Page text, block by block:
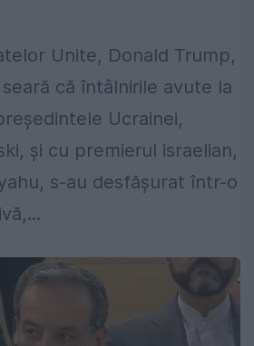
Unite, Donald Trump,
că întâlnirile avute la
Ucrainei,
și cu premierul israelian,
s-au desfășurat într-o